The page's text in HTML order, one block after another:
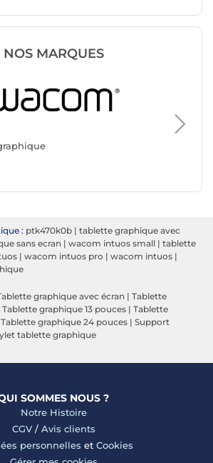
NOS MARQUES
Boox
: ptk470k0b | tablette graphique avec
sans ecran | wacom intuos small | tablette
| wacom intuos pro | wacom intuos |
graphique avec écran | Tablette
Tablette graphique 13 pouces | Tablette
Tablette graphique 24 pouces | Support
tablette graphique
SOMMES NOUS ?
Notre Histoire
CGV/ Avis clients
personnelles et Cookies